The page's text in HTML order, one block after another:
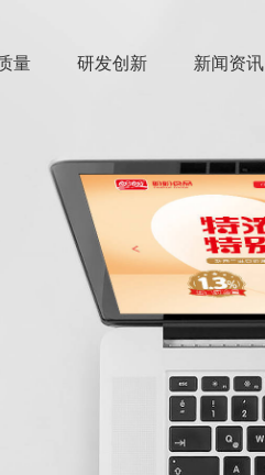
量 研发创新 新闻资讯